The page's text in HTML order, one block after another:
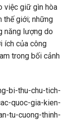
việc giữ gìn hòa
thế giới; những
năng lượng do
ích của công
trong bối cảnh
bi-thu-chu-tich-
quoc-gia-kien-
tu-cuong-thinh-